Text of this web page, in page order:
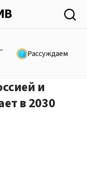
Рассуждаем
и
в 2030